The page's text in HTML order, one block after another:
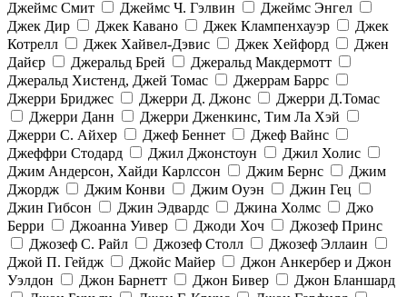
Джеймс Смит
Джеймс Ч. Гэлвин
Джеймс Энгел
Джек Дир
Джек Кавано Джек Клампенхауэр
Джек
Котрелл
Джек Хайвел-Дэвис Джек Хейфорд
Джен
Дайєр
Джеральд Брей
Джеральд Макдермотт
Джеральд Хистенд, Джей Томас
Джеррам Баррс
Джерри Бриджес
Джерри Д. Джонс
Джерри Д.Томас
Джерри Данн
Джерри Дженкинс, Тим Ла Хэй
Джерри С. Айхер
Джеф Беннет
Джеф Вайнс
Джеффри Стодард
Джил Джонстоун
Джил Холис
Джим Андерсон, Хайди Карлссон
Джим Бернс
Джим
Джордж
Джим Конви Джим Оуэн
Джин Гец
Джин Гибсон
Джин Эдвардс Джина Холмс
Джо
Берри
Джоанна Уивер Джоди Хоч
Джозеф Принс
Джозеф С. Райл
Джозеф Столл
Джозеф Эллаин
Джой П. Гейдж
Джойс Майер
Джон Анкербер и Джон
Уэлдон
Джон Барнетт Джон Бивер
Джон Бланшард